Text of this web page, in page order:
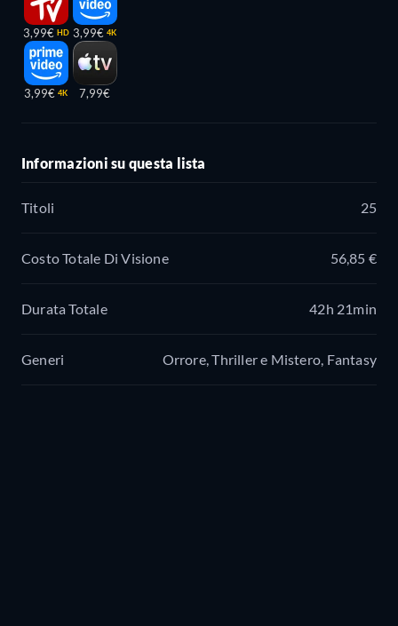
3,99€ HD
3,99€ 4K
3,99€ 4K
7,99€
Informazioni su questa lista
Titoli 25
Costo Totale Di Visione 56,85 €
Durata Totale 42h 21min
Generi Orrore, Thriller e Mistero, Fantasy